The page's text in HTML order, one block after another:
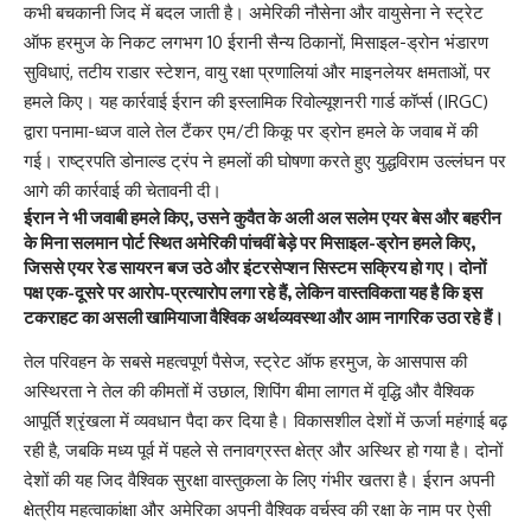
कभी बचकानी जिद में बदल जाती है। अमेरिकी नौसेना और वायुसेना ने स्ट्रेट
ऑफ हरमुज के निकट लगभग 10 ईरानी सैन्य ठिकानों, मिसाइल-ड्रोन भंडारण
सुविधाएं, तटीय राडार स्टेशन, वायु रक्षा प्रणालियां और माइनलेयर क्षमताओं, पर
हमले किए। यह कार्रवाई ईरान की इस्लामिक रिवोल्यूशनरी गार्ड कॉर्प्स (IRGC)
द्वारा पनामा-ध्वज वाले तेल टैंकर एम/टी किकू पर ड्रोन हमले के जवाब में की
गई। राष्ट्रपति डोनाल्ड ट्रंप ने हमलों की घोषणा करते हुए युद्धविराम उल्लंघन पर
आगे की कार्रवाई की चेतावनी दी।
ईरान ने भी जवाबी हमले किए, उसने कुवैत के अली अल सलेम एयर बेस और बहरीन
के मिना सलमान पोर्ट स्थित अमेरिकी पांचवीं बेड़े पर मिसाइल-ड्रोन हमले किए,
जिससे एयर रेड सायरन बज उठे और इंटरसेप्शन सिस्टम सक्रिय हो गए। दोनों
पक्ष एक-दूसरे पर आरोप-प्रत्यारोप लगा रहे हैं, लेकिन वास्तविकता यह है कि इस
टकराहट का असली खामियाजा वैश्विक अर्थव्यवस्था और आम नागरिक उठा रहे हैं।
तेल परिवहन के सबसे महत्वपूर्ण पैसेज, स्ट्रेट ऑफ हरमुज, के आसपास की
अस्थिरता ने तेल की कीमतों में उछाल, शिपिंग बीमा लागत में वृद्धि और वैश्विक
आपूर्ति श्रृंखला में व्यवधान पैदा कर दिया है। विकासशील देशों में ऊर्जा महंगाई बढ़
रही है, जबकि मध्य पूर्व में पहले से तनावग्रस्त क्षेत्र और अस्थिर हो गया है। दोनों
देशों की यह जिद वैश्विक सुरक्षा वास्तुकला के लिए गंभीर खतरा है। ईरान अपनी
क्षेत्रीय महत्वाकांक्षा और अमेरिका अपनी वैश्विक वर्चस्व की रक्षा के नाम पर ऐसी